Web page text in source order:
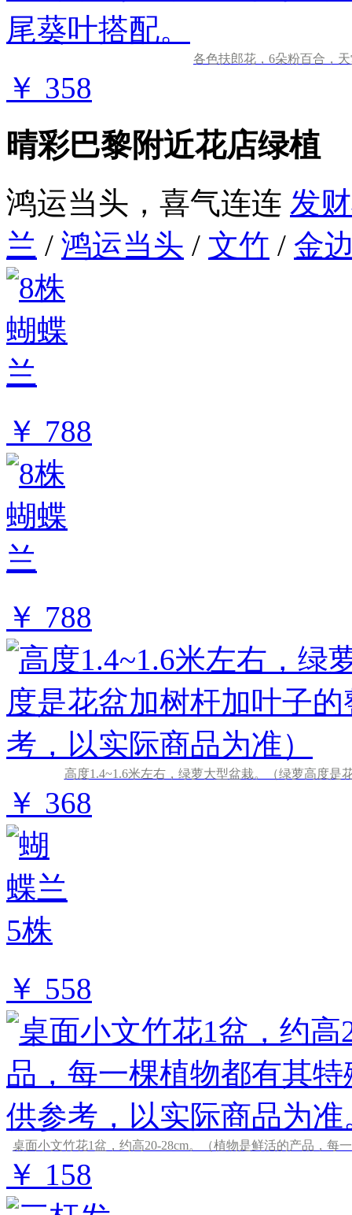
各色扶郎花，6朵粉百合，
￥ 358
晴彩巴黎附近花店绿植
鸿运当头，喜气连连 发
兰 / 鸿运当头 / 文竹 / 金
￥ 788
￥ 788
高度1.4~1.6米左右，绿萝大型盆栽。（绿萝高度
￥ 368
￥ 558
￥ 158